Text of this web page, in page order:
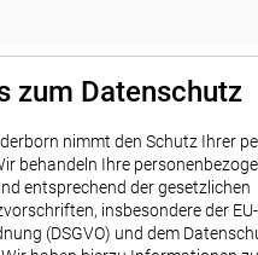
zum Datenschutz
nimmt den Schutz Ihrer
behandeln Ihre
entsprechend der gesetzlichen
insbesondere der
(DSGVO) und dem